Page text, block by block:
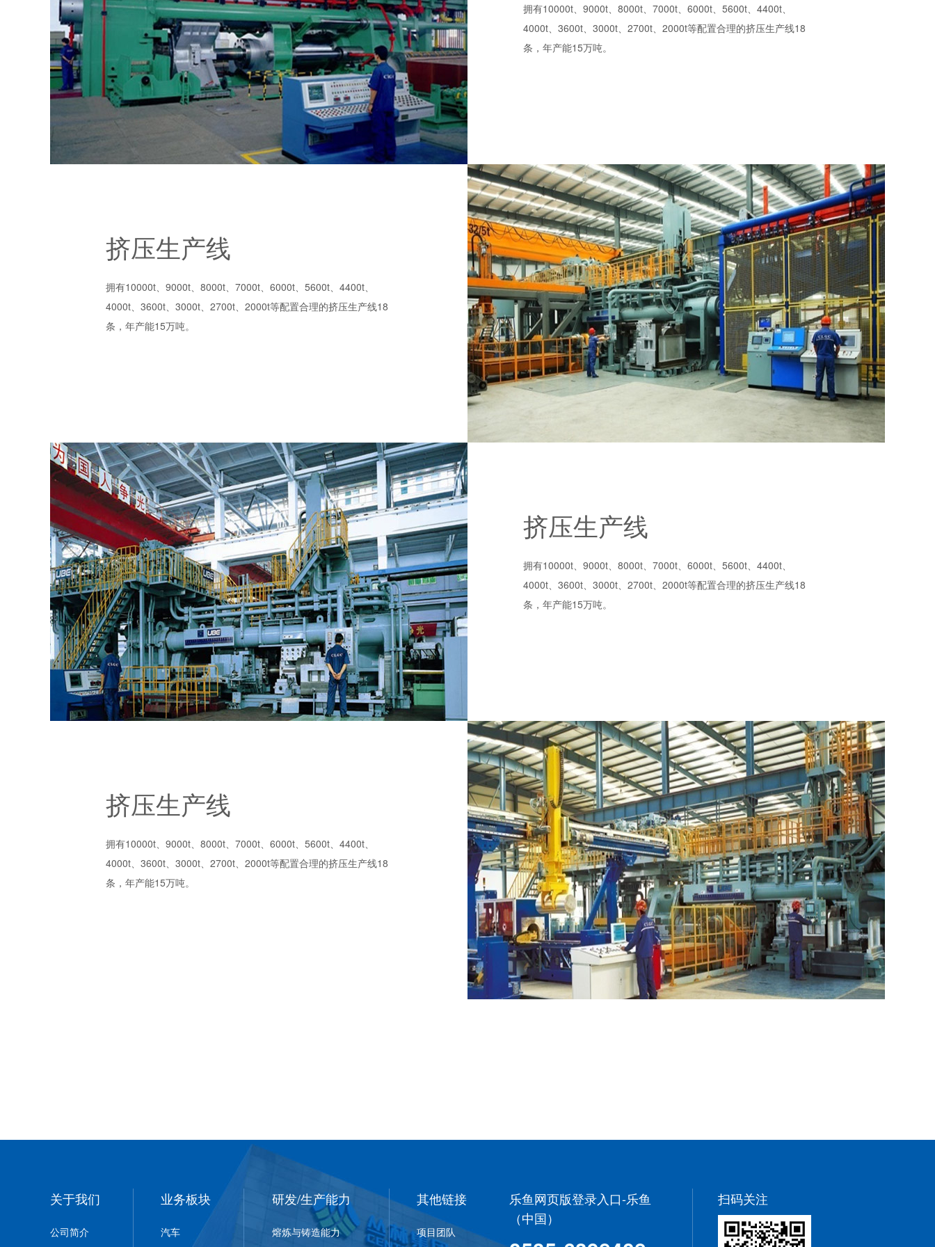
拥有10000t、9000t、8000t、7000t、6000t、5600t、4400t、
4000t、3600t、3000t、2700t、2000t等配置合理的挤压生产线18
条，年产能15万吨。
挤压生产线
拥有10000t、9000t、8000t、7000t、6000t、5600t、4400t、
4000t、3600t、3000t、2700t、2000t等配置合理的挤压生产线18
条，年产能15万吨。
挤压生产线
拥有10000t、9000t、8000t、7000t、6000t、5600t、4400t、
4000t、3600t、3000t、2700t、2000t等配置合理的挤压生产线18
条，年产能15万吨。
挤压生产线
拥有10000t、9000t、8000t、7000t、6000t、5600t、4400t、
4000t、3600t、3000t、2700t、2000t等配置合理的挤压生产线18
条，年产能15万吨。
关于我们
公司简介
业务板块
汽车
研发/生产能力
熔炼与铸造能力
其他链接
项目团队
乐鱼网页版登录入口-乐鱼
（中国）
扫码关注